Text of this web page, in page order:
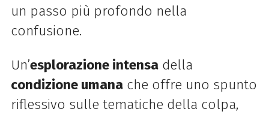
un passo più profondo nella
confusione.
Un’esplorazione intensadella
condizione umanache offre uno spunto
riflessivo sulle tematiche della colpa,